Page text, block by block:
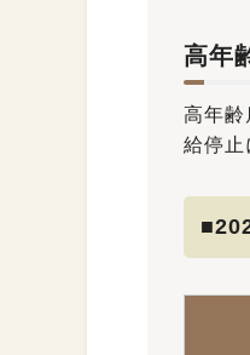
高年
高年齢
給停止